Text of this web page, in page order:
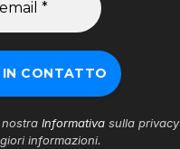
Informativasulla privacy
informazioni.